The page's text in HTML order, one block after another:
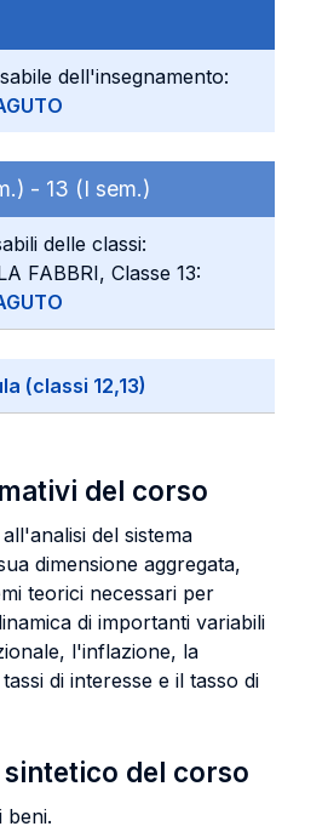
dell'insegnamento:
- 13 (I sem.)
delle classi:
FABBRI, Classe 13:
(classi 12,13)
del corso
del sistema
dimensione aggregata,
teorici necessari per
di importanti variabili
l'inflazione, la
di interesse e il tasso di
del corso
beni.